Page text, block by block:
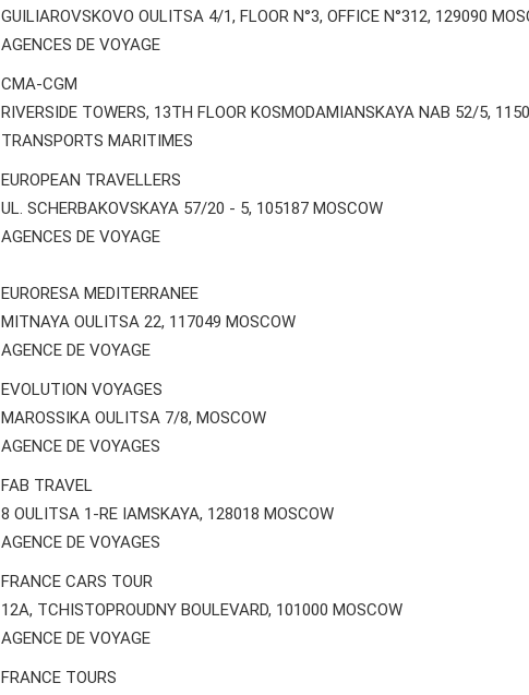
GUILIAROVSKOVO OULITSA 4/1, FLOOR N°3, OFFICE N°312, 129090
AGENCES DE VOYAGE
CMA-CGM
RIVERSIDE TOWERS, 13TH FLOOR KOSMODAMIANSKAYA NAB 52/5,
TRANSPORTS MARITIMES
EUROPEAN TRAVELLERS
UL. SCHERBAKOVSKAYA 57/20 - 5, 105187 MOSCOW
AGENCES DE VOYAGE
EURORESA MEDITERRANEE
MITNAYA OULITSA 22, 117049 MOSCOW
AGENCE DE VOYAGE
EVOLUTION VOYAGES
MAROSSIKA OULITSA 7/8, MOSCOW
AGENCE DE VOYAGES
FAB TRAVEL
8 OULITSA 1-RE IAMSKAYA, 128018 MOSCOW
AGENCE DE VOYAGES
FRANCE CARS TOUR
12A, TCHISTOPROUDNY BOULEVARD, 101000 MOSCOW
AGENCE DE VOYAGE
FRANCE TOURS